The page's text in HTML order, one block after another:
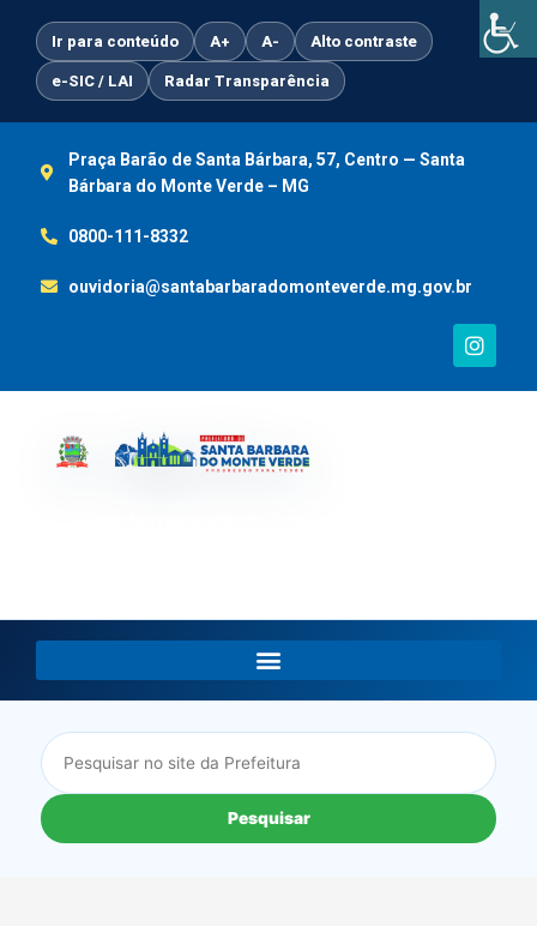
conteúdo
Ir para conteúdo A+ A- Alto contraste
e-SIC / LAI Radar Transparência
Praça Barão de Santa Bárbara, 57, Centro — Santa
Bárbara do Monte Verde – MG
0800-111-8332
ouvidoria@santabarbaradomonteverde.mg.gov.br
I
n
t
Pesquisar